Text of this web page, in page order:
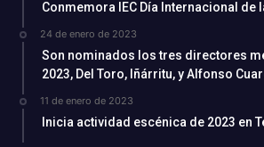
Conmemora IEC Día Internacional de
24 de enero de 2023
Son nominados los tres directores
2023, Del Toro, Iñárritu, y Alfonso
11 de enero de 2023
Inicia actividad escénica de 2023 en